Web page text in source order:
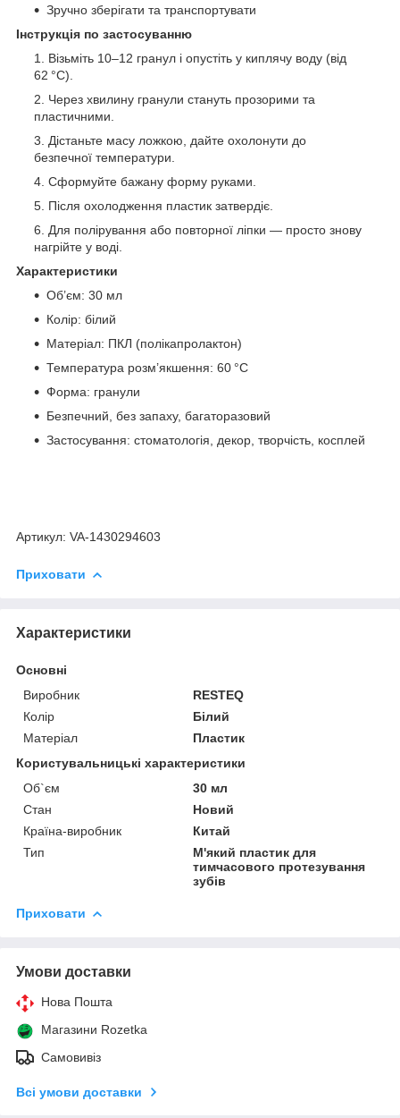
Зручно зберігати та транспортувати
Інструкція по застосуванню
Візьміть 10–12 гранул і опустіть у киплячу воду (від
62 °C).
Через хвилину гранули стануть прозорими та
пластичними.
Дістаньте масу ложкою, дайте охолонути до
безпечної температури.
Сформуйте бажану форму руками.
Після охолодження пластик затвердіє.
Для полірування або повторної ліпки — просто знову
нагрійте у воді.
Характеристики
Об’єм: 30 мл
Колір: білий
Матеріал: ПКЛ (полікапролактон)
Температура розм’якшення: 60 °C
Форма: гранули
Безпечний, без запаху, багаторазовий
Застосування: стоматологія, декор, творчість, косплей
Артикул: VA-1430294603
Приховати
Характеристики
Основні
Виробник
RESTEQ
Колір
Білий
Матеріал
Пластик
Користувальницькі характеристики
Об`єм
30 мл
Стан
Новий
Країна-виробник
Китай
Тип
М'який пластик для
тимчасового протезування
зубів
Приховати
Умови доставки
Нова Пошта
Магазини Rozetka
Самовивіз
Всі умови доставки